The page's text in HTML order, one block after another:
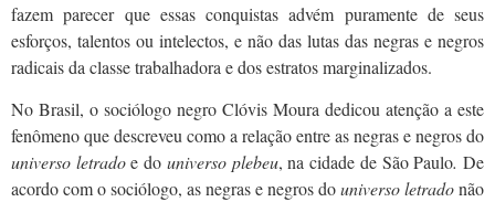
fazem parecer que essas conquistas advém puramente de seus
esforços, talentos ou intelectos, e não das lutas das negras e negros
radicais da classe trabalhadora e dos estratos marginalizados.
No Brasil, o sociólogo negro Clóvis Moura dedicou atenção a este
fenômeno que descreveu como a relação entre as negras e negros do
universo letradoe do universo plebeu, na cidade de São Paulo.De
acordo com o sociólogo, as negras e negros douniverso letradonão